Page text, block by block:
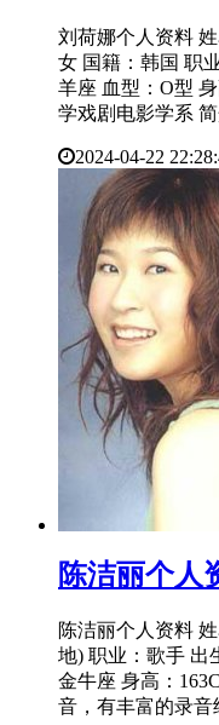
刘荷娜个人资料 姓
女 国籍：韩国 职
羊座 血型：O型
学戏剧电影学系
2024-04-22
陈洁丽个人
陈洁丽个人资料
地) 职业：歌手 出
金牛座 身高：
音，有丰富的录音